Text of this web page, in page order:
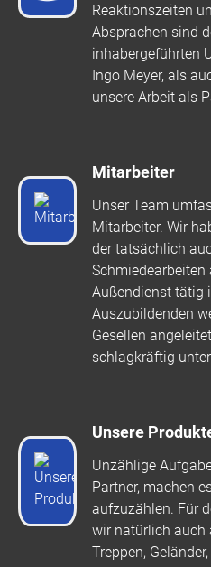
Reaktionszeiten
Absprachen sind
inhabergeführten
Ingo Meyer, als
unsere Arbeit als
Mitarbeiter
Unser Team
Mitarbeiter. Wir
der tatsächlich
Außendienst tätig
Auszubildenden
Gesellen
schlagkräftig
Unsere
Unzählige
Partner, machen
aufzuzählen. Für
wir natürlich auch
Treppen,